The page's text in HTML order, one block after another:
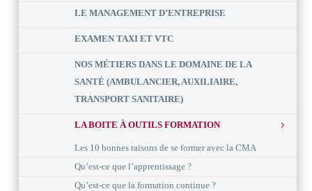
LE MANAGEMENT D’ENTREPRISE
EXAMEN TAXI ET VTC
NOS MÉTIERS DANS LE DOMAINE DE LA
SANTÉ (AMBULANCIER, AUXILIAIRE,
TRANSPORT SANITAIRE)
LA BOITE À OUTILS FORMATION
Les 10 bonnes raisons de se former avec la CMA
Qu’est-ce que l’apprentissage ?
Qu’est-ce que la formation continue ?